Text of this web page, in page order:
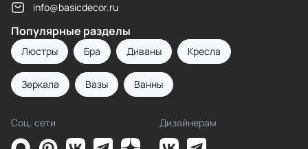
info@basicdecor.ru
Популярные разделы
Люстры Бра Диваны Кресла
Зеркала Вазы Ванны
Соц. сети Дизайнерам